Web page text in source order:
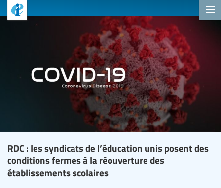
RDC : les syndicats de l’éducation unis posent des
conditions fermes à la réouverture des
établissements scolaires